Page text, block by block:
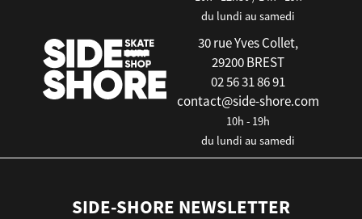
du lundi au samedi
30 rue Yves Collet,
29200 BREST
02 56 31 86 91
contact@side-shore.com
10h - 19h
du lundi au samedi
SIDE-SHORE NEWSLETTER